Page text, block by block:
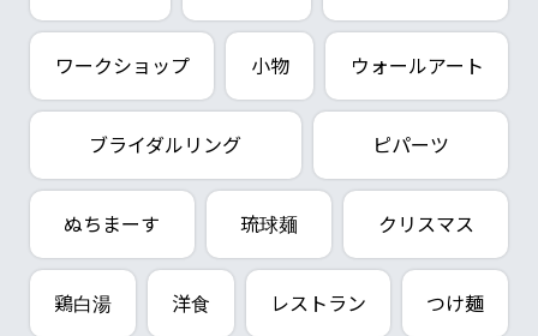
ワークショップ 小物 ウォールアート
ブライダルリング ピパーツ
ぬちまーす 琉球麺 クリスマス
鶏白湯 洋食 レストラン つけ麺